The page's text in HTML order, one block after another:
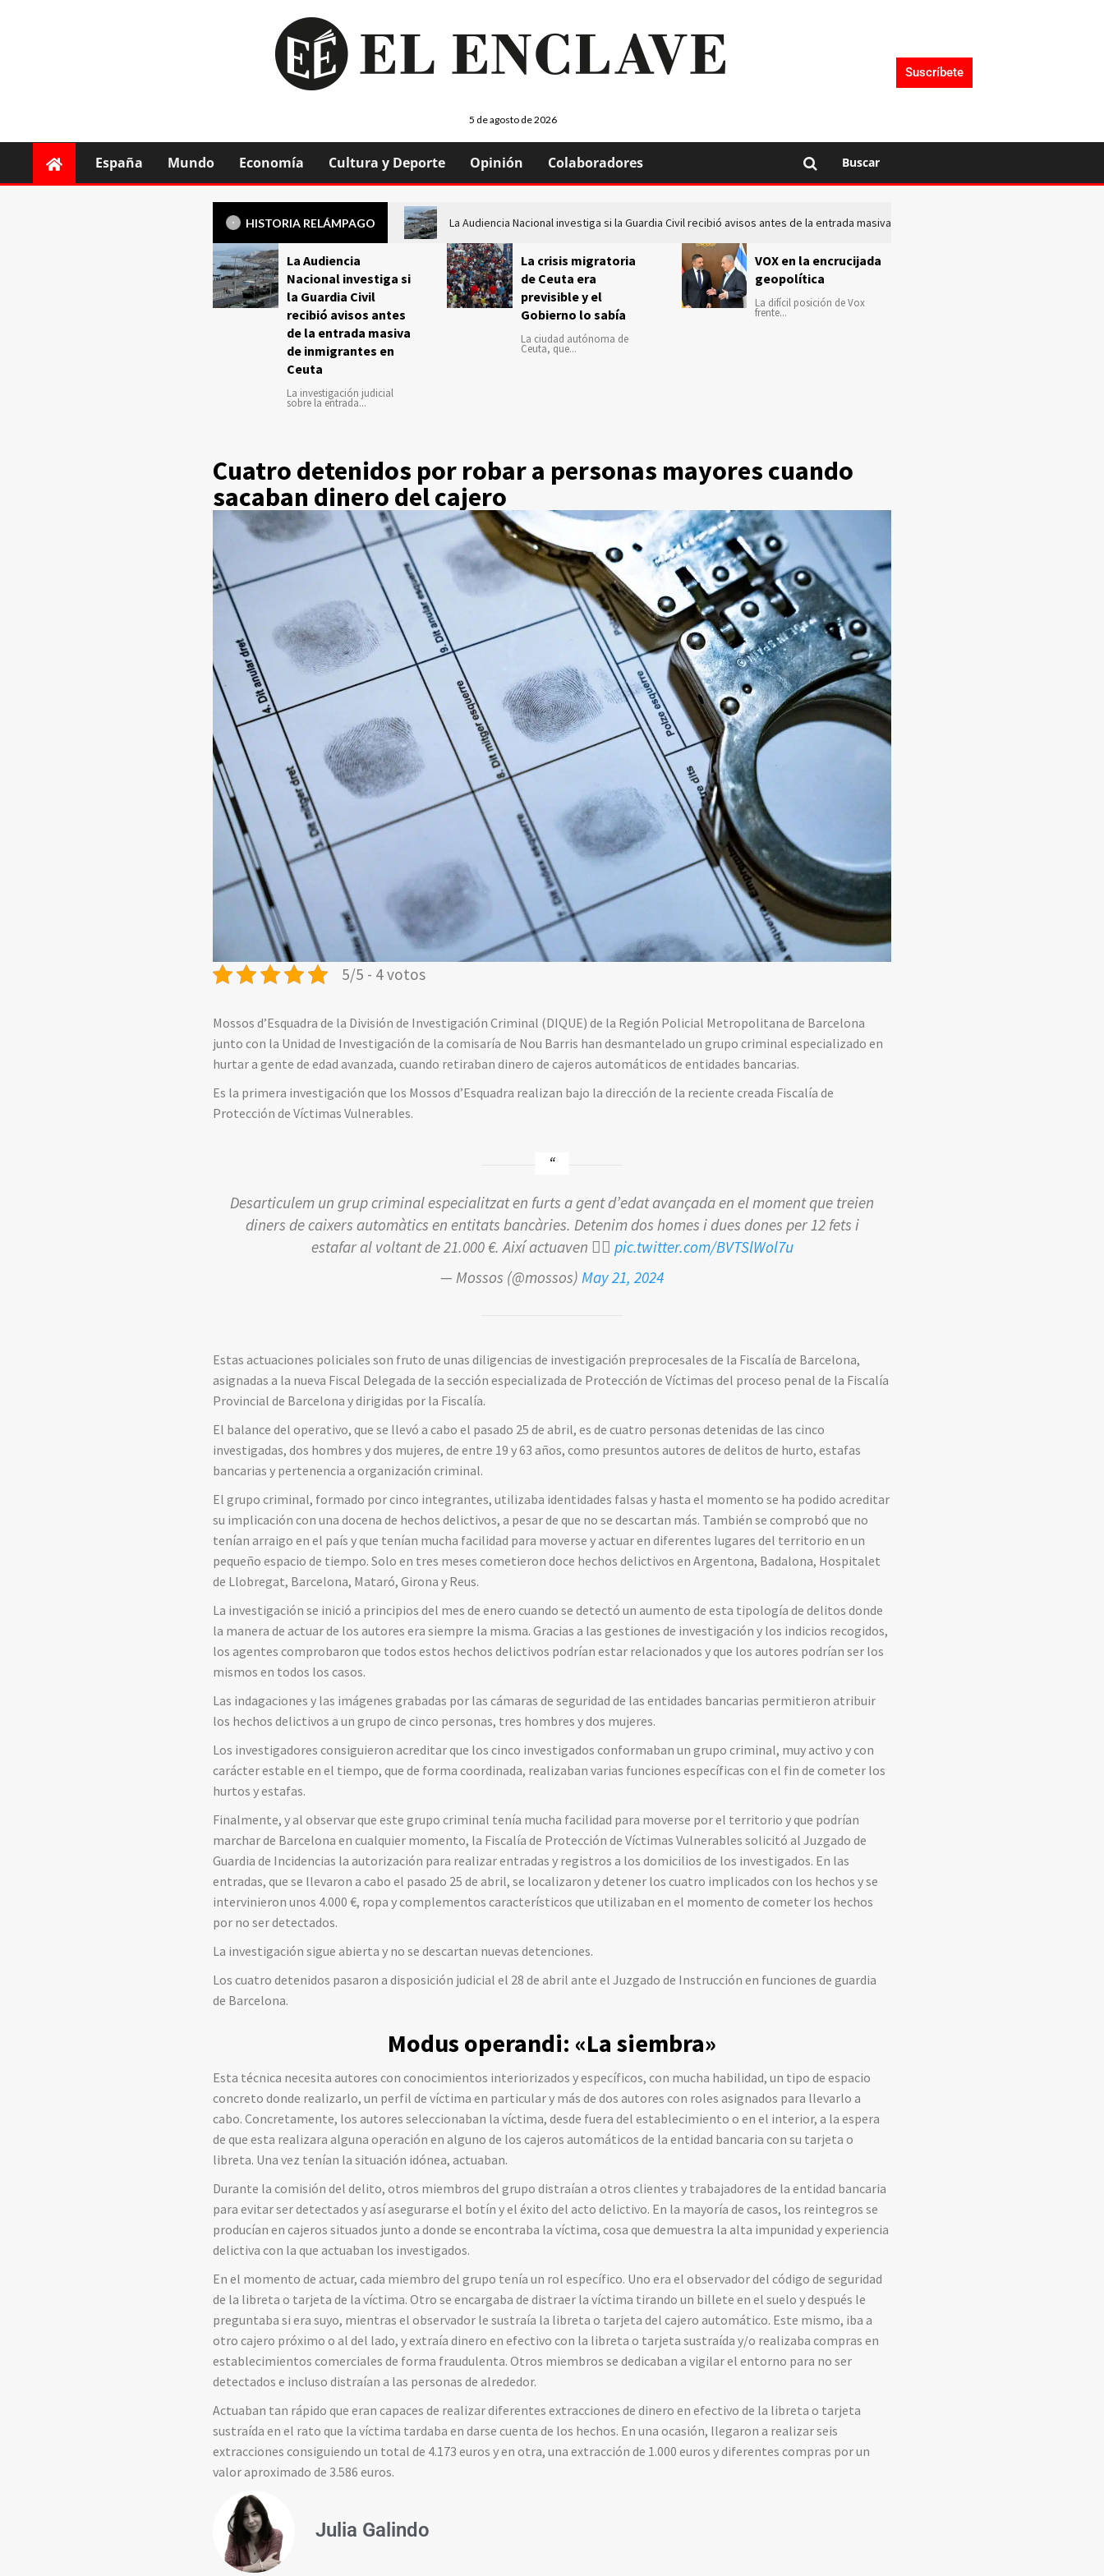
5 de agosto de 2026
Suscríbete
España Mundo Economía Cultura y Deporte Opinión Colaboradores Buscar
HISTORIA RELÁMPAGO La Audiencia Nacional investiga si la Guardia Civil recibió avisos antes de la entrada masiva de inmigrantes en Ceuta
La Audiencia
Nacional investiga si
la Guardia Civil
recibió avisos antes
de la entrada masiva
de inmigrantes en
Ceuta
La investigación judicial
sobre la entrada...
La crisis migratoria
de Ceuta era
previsible y el
Gobierno lo sabía
La ciudad autónoma de
Ceuta, que...
VOX en la encrucijada
geopolítica
La difícil posición de Vox
frente...
Cuatro detenidos por robar a personas mayores cuando
sacaban dinero del cajero
5/5 - 4 votos
Mossos d’Esquadra de la División de Investigación Criminal (DIQUE) de la Región Policial Metropolitana de Barcelona
junto con la Unidad de Investigación de la comisaría de Nou Barris han desmantelado un grupo criminal especializado en
hurtar a gente de edad avanzada, cuando retiraban dinero de cajeros automáticos de entidades bancarias.
Es la primera investigación que los Mossos d’Esquadra realizan bajo la dirección de la reciente creada Fiscalía de
Protección de Víctimas Vulnerables.
Desarticulem un grup criminal especialitzat en furts a gent d’edat avançada en el moment que treien
diners de caixers automàtics en entitats bancàries. Detenim dos homes i dues dones per 12 fets i
estafar al voltant de 21.000 €. Així actuaven 👇🏼 pic.twitter.com/BVTSlWol7u
— Mossos (@mossos) May 21, 2024
Estas actuaciones policiales son fruto de unas diligencias de investigación preprocesales de la Fiscalía de Barcelona,
asignadas a la nueva Fiscal Delegada de la sección especializada de Protección de Víctimas del proceso penal de la Fiscalía
Provincial de Barcelona y dirigidas por la Fiscalía.
El balance del operativo, que se llevó a cabo el pasado 25 de abril, es de cuatro personas detenidas de las cinco
investigadas, dos hombres y dos mujeres, de entre 19 y 63 años, como presuntos autores de delitos de hurto, estafas
bancarias y pertenencia a organización criminal.
El grupo criminal, formado por cinco integrantes, utilizaba identidades falsas y hasta el momento se ha podido acreditar
su implicación con una docena de hechos delictivos, a pesar de que no se descartan más. También se comprobó que no
tenían arraigo en el país y que tenían mucha facilidad para moverse y actuar en diferentes lugares del territorio en un
pequeño espacio de tiempo. Solo en tres meses cometieron doce hechos delictivos en Argentona, Badalona, Hospitalet
de Llobregat, Barcelona, Mataró, Girona y Reus.
La investigación se inició a principios del mes de enero cuando se detectó un aumento de esta tipología de delitos donde
la manera de actuar de los autores era siempre la misma. Gracias a las gestiones de investigación y los indicios recogidos,
los agentes comprobaron que todos estos hechos delictivos podrían estar relacionados y que los autores podrían ser los
mismos en todos los casos.
Las indagaciones y las imágenes grabadas por las cámaras de seguridad de las entidades bancarias permitieron atribuir
los hechos delictivos a un grupo de cinco personas, tres hombres y dos mujeres.
Los investigadores consiguieron acreditar que los cinco investigados conformaban un grupo criminal, muy activo y con
carácter estable en el tiempo, que de forma coordinada, realizaban varias funciones específicas con el fin de cometer los
hurtos y estafas.
Finalmente, y al observar que este grupo criminal tenía mucha facilidad para moverse por el territorio y que podrían
marchar de Barcelona en cualquier momento, la Fiscalía de Protección de Víctimas Vulnerables solicitó al Juzgado de
Guardia de Incidencias la autorización para realizar entradas y registros a los domicilios de los investigados. En las
entradas, que se llevaron a cabo el pasado 25 de abril, se localizaron y detener los cuatro implicados con los hechos y se
intervinieron unos 4.000 €, ropa y complementos característicos que utilizaban en el momento de cometer los hechos
por no ser detectados.
La investigación sigue abierta y no se descartan nuevas detenciones.
Los cuatro detenidos pasaron a disposición judicial el 28 de abril ante el Juzgado de Instrucción en funciones de guardia
de Barcelona.
Modus operandi: «La siembra»
Esta técnica necesita autores con conocimientos interiorizados y específicos, con mucha habilidad, un tipo de espacio
concreto donde realizarlo, un perfil de víctima en particular y más de dos autores con roles asignados para llevarlo a
cabo. Concretamente, los autores seleccionaban la víctima, desde fuera del establecimiento o en el interior, a la espera
de que esta realizara alguna operación en alguno de los cajeros automáticos de la entidad bancaria con su tarjeta o
libreta. Una vez tenían la situación idónea, actuaban.
Durante la comisión del delito, otros miembros del grupo distraían a otros clientes y trabajadores de la entidad bancaria
para evitar ser detectados y así asegurarse el botín y el éxito del acto delictivo. En la mayoría de casos, los reintegros se
producían en cajeros situados junto a donde se encontraba la víctima, cosa que demuestra la alta impunidad y experiencia
delictiva con la que actuaban los investigados.
En el momento de actuar, cada miembro del grupo tenía un rol específico. Uno era el observador del código de seguridad
de la libreta o tarjeta de la víctima. Otro se encargaba de distraer la víctima tirando un billete en el suelo y después le
preguntaba si era suyo, mientras el observador le sustraía la libreta o tarjeta del cajero automático. Este mismo, iba a
otro cajero próximo o al del lado, y extraía dinero en efectivo con la libreta o tarjeta sustraída y/o realizaba compras en
establecimientos comerciales de forma fraudulenta. Otros miembros se dedicaban a vigilar el entorno para no ser
detectados e incluso distraían a las personas de alrededor.
Actuaban tan rápido que eran capaces de realizar diferentes extracciones de dinero en efectivo de la libreta o tarjeta
sustraída en el rato que la víctima tardaba en darse cuenta de los hechos. En una ocasión, llegaron a realizar seis
extracciones consiguiendo un total de 4.173 euros y en otra, una extracción de 1.000 euros y diferentes compras por un
valor aproximado de 3.586 euros.
Julia Galindo